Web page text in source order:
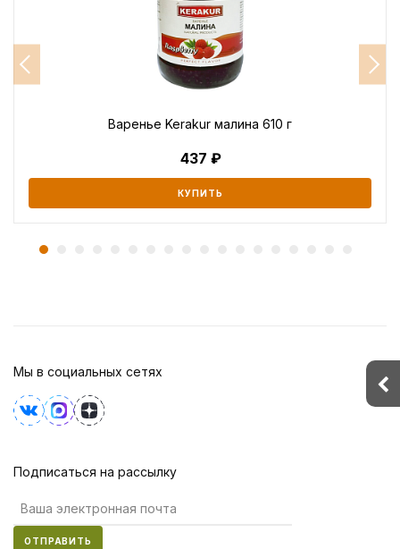
Варенье Kerakur малина 610 г
437
КУПИТЬ
Мы в социальных сетях
Подписаться на рассылку
ОТПРАВИТЬ